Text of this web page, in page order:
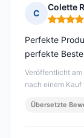
C
Colette
Hinweis:
Veröffentlicht
nach einem
Perfekte
perfekte
Übersetzte